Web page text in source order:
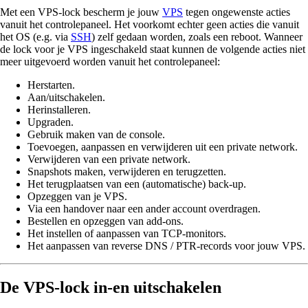
Met een VPS-lock bescherm je jouw VPS tegen ongewenste acties
vanuit het controlepaneel. Het voorkomt echter geen acties die vanuit
het OS (e.g. via SSH) zelf gedaan worden, zoals een reboot. Wanneer
de lock voor je VPS ingeschakeld staat kunnen de volgende acties niet
meer uitgevoerd worden vanuit het controlepaneel:
Herstarten.
Aan/uitschakelen.
Herinstalleren.
Upgraden.
Gebruik maken van de console.
Toevoegen, aanpassen en verwijderen uit een private network.
Verwijderen van een private network.
Snapshots maken, verwijderen en terugzetten.
Het terugplaatsen van een (automatische) back-up.
Opzeggen van je VPS.
Via een handover naar een ander account overdragen.
Bestellen en opzeggen van add-ons.
Het instellen of aanpassen van TCP-monitors.
Het aanpassen van reverse DNS / PTR-records voor jouw VPS.
De VPS-lock in-en uitschakelen